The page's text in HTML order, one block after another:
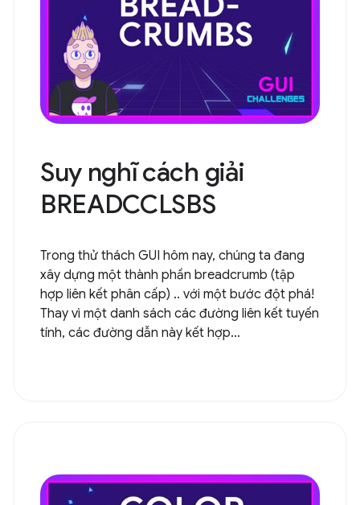
Suy nghĩ cách giải
BREADCCLSBS
Trong thử thách GUI hôm nay, chúng ta đang
xây dựng một thành phần breadcrumb (tập
hợp liên kết phân cấp) .. với một bước đột phá!
Thay vì một danh sách các đường liên kết tuyến
tính, các đường dẫn này kết hợp...